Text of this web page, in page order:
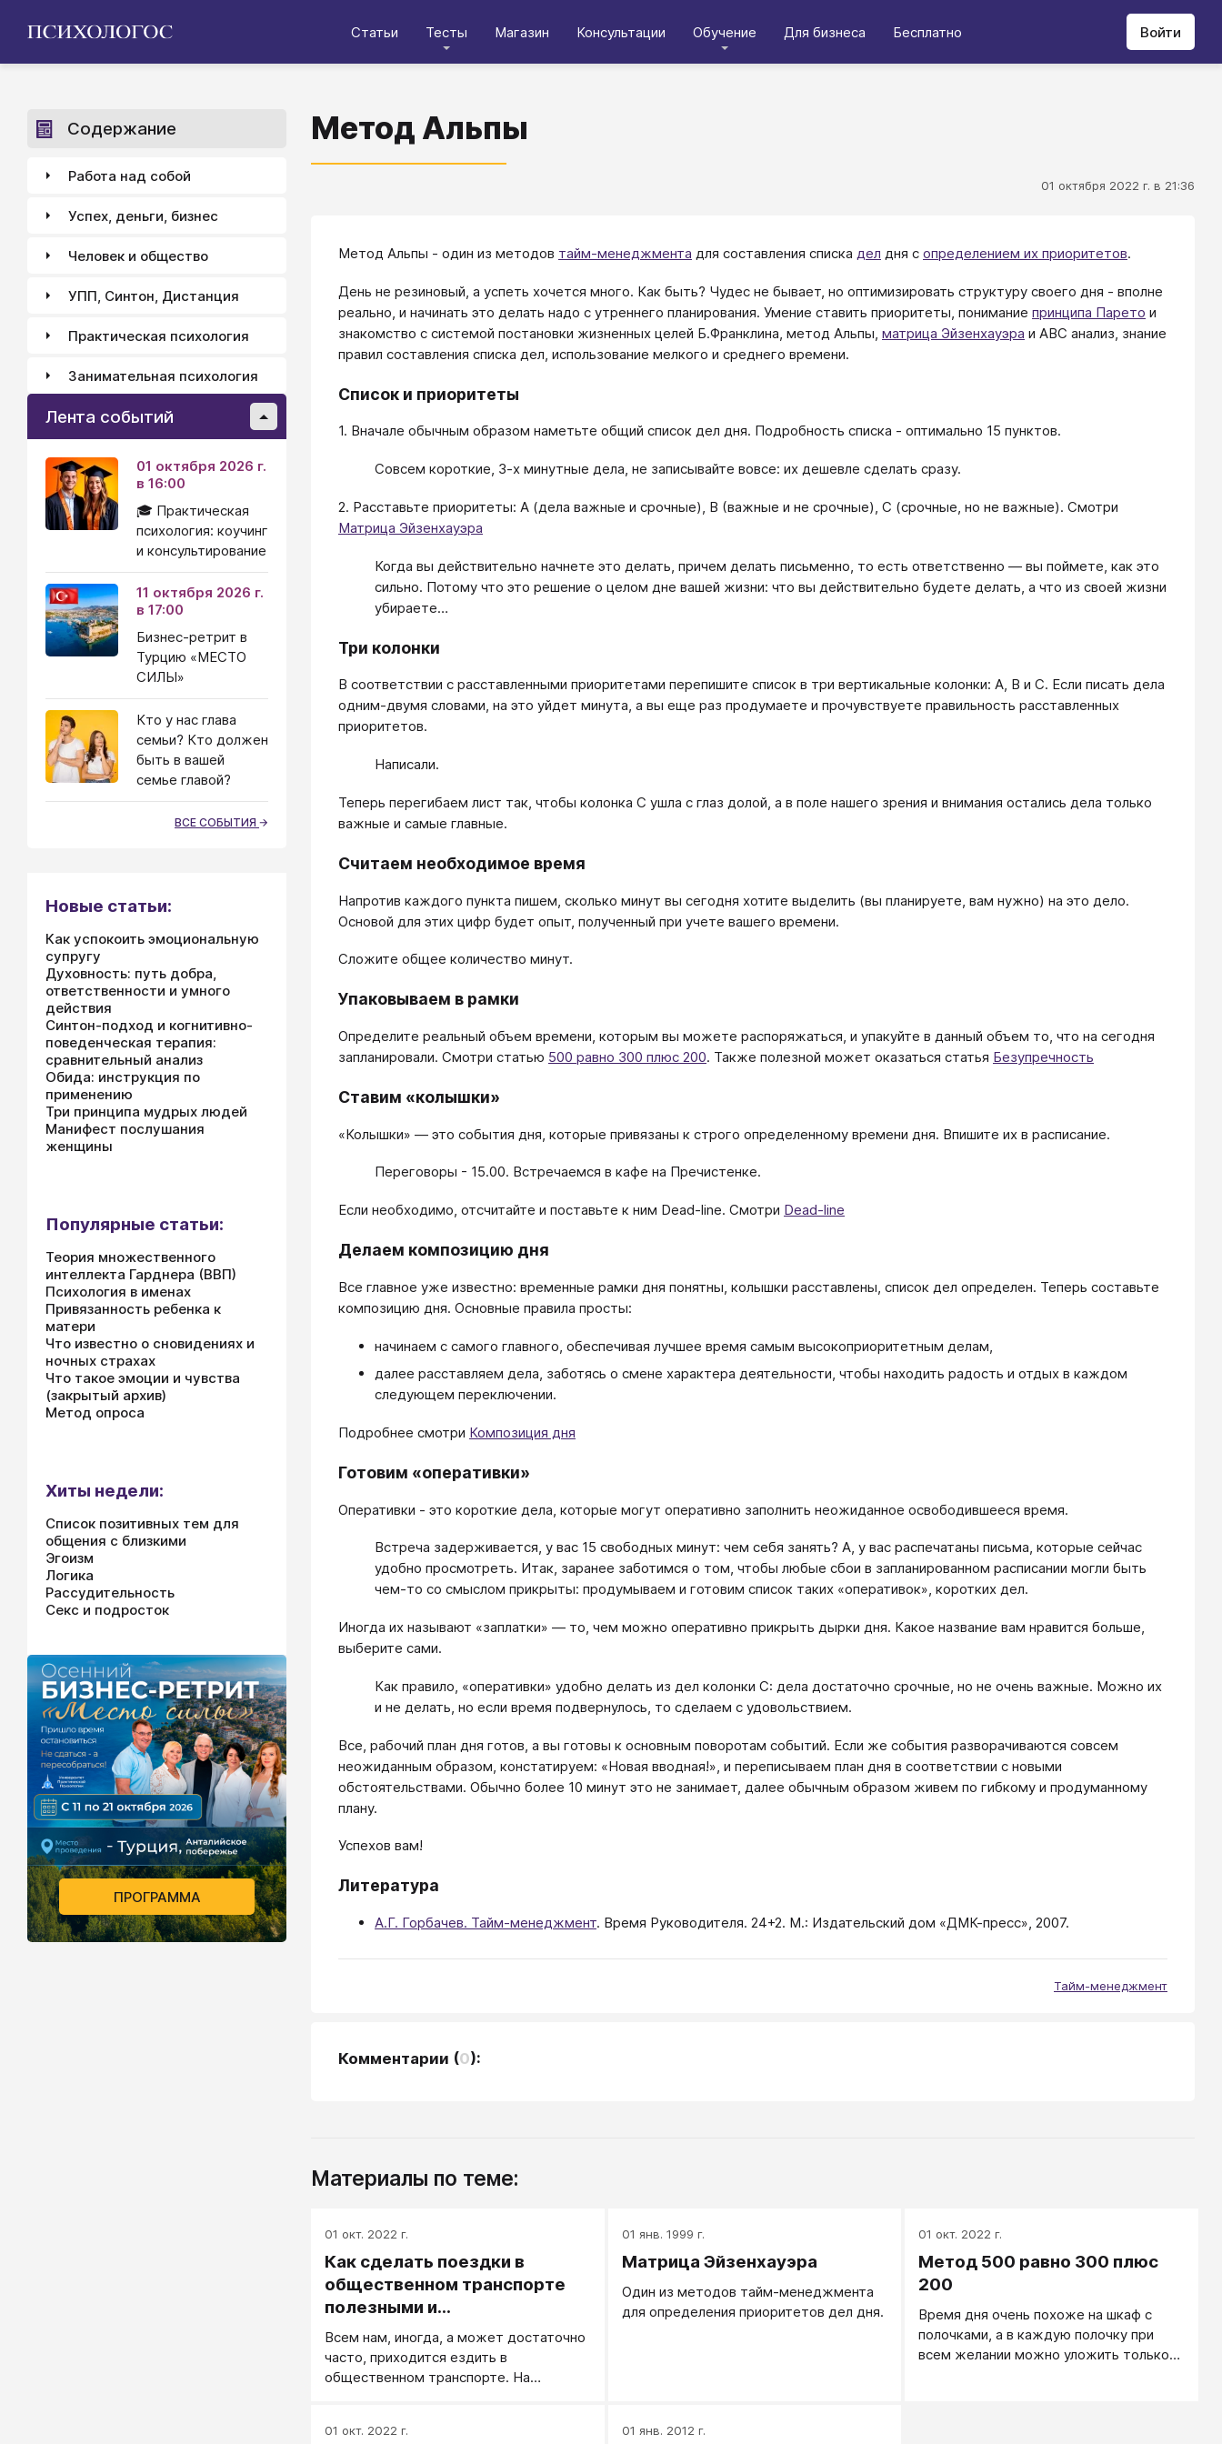
Статьи Тесты Магазин Консультации Обучение Для бизнеса Бесплатно Войти
Метод Альпы
01 октября 2022 г. в 21:36
Метод Альпы - один из методов тайм-менеджмента для составления списка дел дня с определением их приоритетов.
День не резиновый, а успеть хочется много. Как быть? Чудес не бывает, но оптимизировать структуру своего дня - вполне
реально, и начинать это делать надо с утреннего планирования. Умение ставить приоритеты, понимание принципа Парето и
знакомство с системой постановки жизненных целей Б.Франклина, метод Альпы, матрица Эйзенхауэра и АВС анализ, знание
правил составления списка дел, использование мелкого и среднего времени.
Список и приоритеты
1. Вначале обычным образом наметьте общий список дел дня. Подробность списка - оптимально 15 пунктов.
Совсем короткие, 3-х минутные дела, не записывайте вовсе: их дешевле сделать сразу.
2. Расставьте приоритеты: А (дела важные и срочные), B (важные и не срочные), С (срочные, но не важные). Смотри
Матрица Эйзенхауэра
Когда вы действительно начнете это делать, причем делать письменно, то есть ответственно — вы поймете, как это
сильно. Потому что это решение о целом дне вашей жизни: что вы действительно будете делать, а что из своей жизни
убираете…
Три колонки
В соответствии с расставленными приоритетами перепишите список в три вертикальные колонки: A, B и C. Если писать дела
одним-двумя словами, на это уйдет минута, а вы еще раз продумаете и прочувствуете правильность расставленных
приоритетов.
Написали.
Теперь перегибаем лист так, чтобы колонка С ушла с глаз долой, а в поле нашего зрения и внимания остались дела только
важные и самые главные.
Считаем необходимое время
Напротив каждого пункта пишем, сколько минут вы сегодня хотите выделить (вы планируете, вам нужно) на это дело.
Основой для этих цифр будет опыт, полученный при учете вашего времени.
Сложите общее количество минут.
Упаковываем в рамки
Определите реальный объем времени, которым вы можете распоряжаться, и упакуйте в данный объем то, что на сегодня
запланировали. Смотри статью 500 равно 300 плюс 200. Также полезной может оказаться статья Безупречность
Ставим «колышки»
«Колышки» — это события дня, которые привязаны к строго определенному времени дня. Впишите их в расписание.
Переговоры - 15.00. Встречаемся в кафе на Пречистенке.
Если необходимо, отсчитайте и поставьте к ним Dead-line. Смотри Dead-line
Делаем композицию дня
Все главное уже известно: временные рамки дня понятны, колышки расставлены, список дел определен. Теперь составьте
композицию дня. Основные правила просты:
начинаем с самого главного, обеспечивая лучшее время самым высокоприоритетным делам,
далее расставляем дела, заботясь о смене характера деятельности, чтобы находить радость и отдых в каждом
следующем переключении.
Подробнее смотри Композиция дня
Готовим «оперативки»
​​​​​​​Оперативки - это короткие дела, которые могут оперативно заполнить неожиданное освободившееся время.
Встреча задерживается, у вас 15 свободных минут: чем себя занять? А, у вас распечатаны письма, которые сейчас
удобно просмотреть. Итак, заранее заботимся о том, чтобы любые сбои в запланированном расписании могли быть
чем-то со смыслом прикрыты: продумываем и готовим список таких «оперативок», коротких дел.
Иногда их называют «заплатки» — то, чем можно оперативно прикрыть дырки дня. Какое название вам нравится больше,
выберите сами.
Как правило, «оперативки» удобно делать из дел колонки C: дела достаточно срочные, но не очень важные. Можно их
и не делать, но если время подвернулось, то сделаем с удовольствием.
Все, рабочий план дня готов, а вы готовы к основным поворотам событий. Если же события разворачиваются совсем
неожиданным образом, констатируем: «Новая вводная!», и переписываем план дня в соответствии с новыми
обстоятельствами. Обычно более 10 минут это не занимает, далее обычным образом живем по гибкому и продуманному
плану.
Успехов вам!
Литература
А.Г. Горбачев. Тайм-менеджмент. Время Руководителя. 24+2. М.: Издательский дом «ДМК-пресс», 2007.
Тайм-менеджмент
Комментарии (0):
Материалы по теме:
01 окт. 2022 г.
Как сделать поездки в
общественном транспорте
полезными и
увлекательными
Всем нам, иногда, а может достаточно
часто, приходится ездить в
общественном транспорте. На
об общественном транспорте и о
01 янв. 1999 г.
Матрица Эйзенхауэра
Один из методов тайм-менеджмента
для определения приоритетов дел дня.
01 окт. 2022 г.
Метод 500 равно 300 плюс
200
Время дня очень похоже на шкаф с
полочками, а в каждую полочку при
всем желании можно уложить только
01 окт. 2022 г. 01 янв. 2012 г.
Содержание
Работа над собой
Успех, деньги, бизнес
Человек и общество
УПП, Синтон, Дистанция
Практическая психология
Занимательная психология
Лента событий
01 октября 2026 г.
в 16:00
🎓 Практическая
психология: коучинг
и консультирование
11 октября 2026 г.
в 17:00
Бизнес-ретрит в
Турцию «МЕСТО
СИЛЫ»
Кто у нас глава
семьи? Кто должен
быть в вашей
семье главой?
ВСЕ СОБЫТИЯ
Новые статьи:
Как успокоить эмоциональную
супругу
Духовность: путь добра,
ответственности и умного
действия
Синтон-подход и когнитивно-
поведенческая терапия:
сравнительный анализ
Обида: инструкция по
применению
Три принципа мудрых людей
Манифест послушания
женщины
Популярные статьи:
Теория множественного
интеллекта Гарднера (ВВП)
Психология в именах
Привязанность ребенка к
матери
Что известно о сновидениях и
ночных страхах
Что такое эмоции и чувства
(закрытый архив)
Метод опроса
Хиты недели:
Список позитивных тем для
общения с близкими
Эгоизм
Логика
Рассудительность
Секс и подросток
ПРОГРАММА